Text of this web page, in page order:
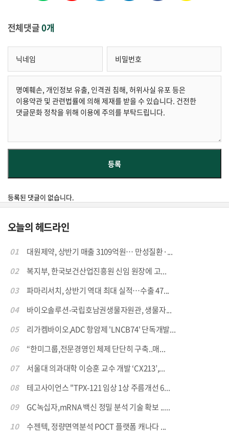
전체댓글0개
등록된 댓글이 없습니다.
오늘의 헤드라인
01
대원제약, 상반기 매출 3109억원… 만성질환·...
02
복지부, 한국보건산업진흥원 신임 원장에 고...
03
파마리서치, 상반기 역대 최대 실적…수출 47...
04
바이오솔루션-국립호남권생물자원관, 생물자...
05
리가켐바이오,ADC 항암제 'LNCB74' 단독개발...
06
“한미그룹,전문경영인 체제 단단히 구축..매...
07
서울대 의과대학 이승훈 교수 개발 ‘CX213’,...
08
테고사이언스 "TPX-121 임상 1상 주름개선 6...
09
GC녹십자,mRNA 백신 정밀 분석 기술 확보 .....
10
수젠텍, 정량면역분석 POCT 플랫폼 캐나다 ...